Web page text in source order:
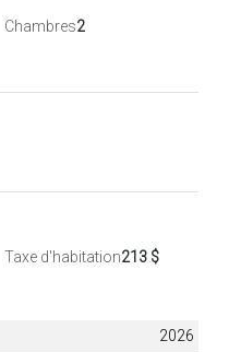
Chambres2
Taxe d'habitation213 $
2026